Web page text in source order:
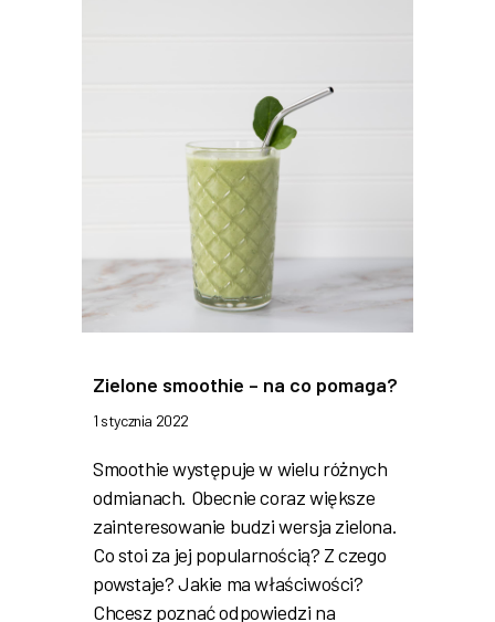
Zielone smoothie – na co pomaga?
1 stycznia 2022
Smoothie występuje w wielu różnych
odmianach. Obecnie coraz większe
zainteresowanie budzi wersja zielona.
Co stoi za jej popularnością? Z czego
powstaje? Jakie ma właściwości?
Chcesz poznać odpowiedzi na